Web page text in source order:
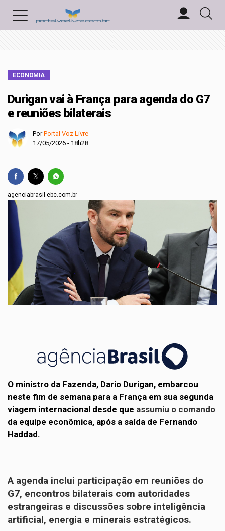
ECONOMIA
Durigan vai à França para agenda do G7
e reuniões bilaterais
PorPortal Voz Livre
17/05/2026 - 18h28
agenciabrasil.ebc.com.br
O ministro da Fazenda, Dario Durigan, embarcou
neste fim de semana para a França em sua segunda
viagem internacional desde que assumiu o comando
da equipe econômica, após a saída de Fernando
Haddad.
A agenda inclui participação em reuniões do
G7, encontros bilaterais com autoridades
estrangeiras e discussões sobre inteligência
artificial, energia e minerais estratégicos.